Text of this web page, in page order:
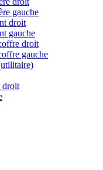
gauche
droit
gauche
droit
gauche
droit